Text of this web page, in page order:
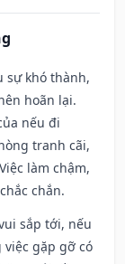
sự khó thành,
hoãn lại.
nếu đi
tranh cãi,
làm chậm,
chắn.
sắp tới, nếu
gặp gỡ có